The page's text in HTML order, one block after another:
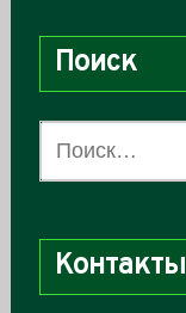
Поиск
т
:
Контакты